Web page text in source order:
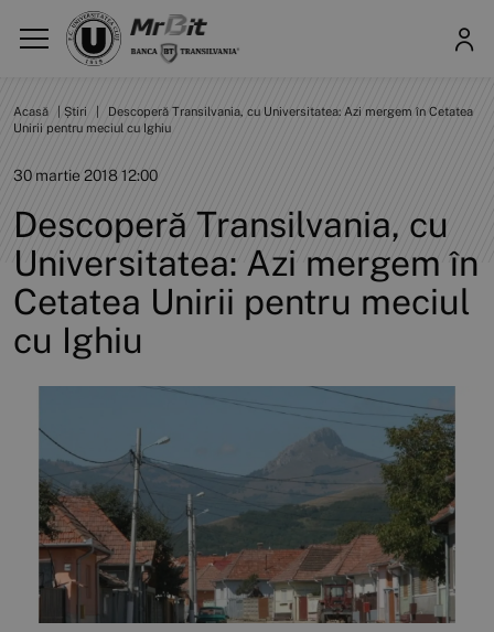
Acasă Știri
Descoperă Transilvania, cu Universitatea: Azi mergem în Cetatea
Unirii pentru meciul cu Ighiu
30 martie 2018 12:00
Descoperă Transilvania, cu
Universitatea: Azi mergem în
Cetatea Unirii pentru meciul
cu Ighiu